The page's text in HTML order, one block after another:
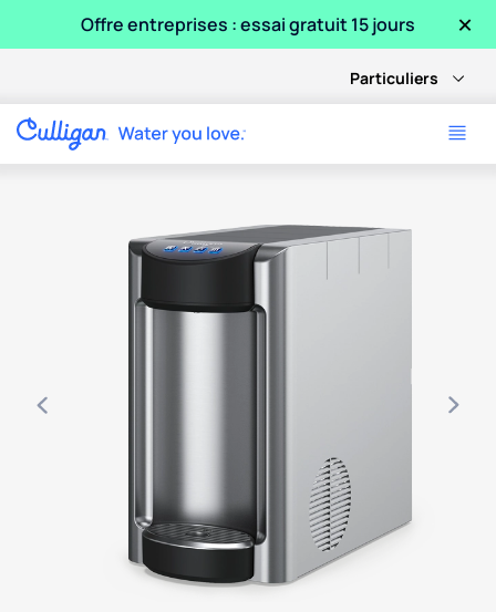
Offre entreprises : essai gratuit 15 jours ×
Particuliers
Use arrow keys to navigate between product images, or